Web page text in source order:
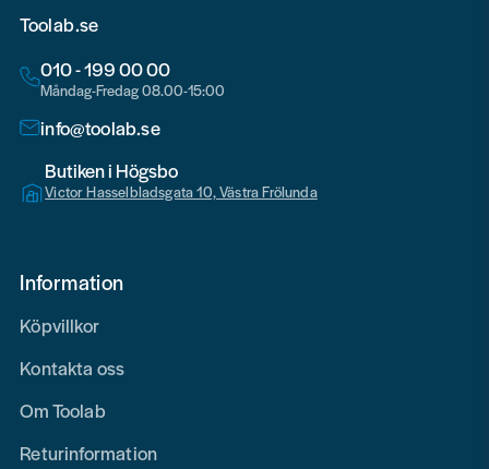
Toolab.se
010 - 199 00 00
Måndag-Fredag 08.00-15:00
info@toolab.se
Butiken i Högsbo
Victor Hasselbladsgata 10, Västra Frölunda
Information
Köpvillkor
Kontakta oss
Om Toolab
Returinformation